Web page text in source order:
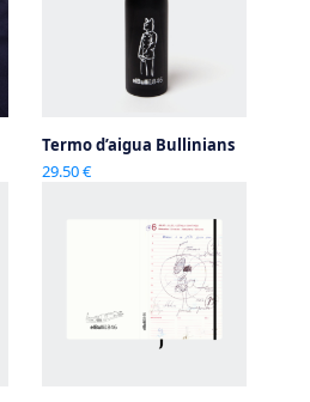
Termo d’aigua Bullinians
29.50 €